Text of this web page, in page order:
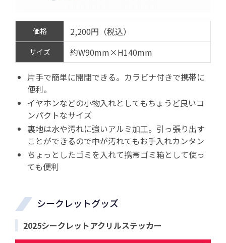
価格 2,200円（税込）
サイズ 約W90mm×H140mm
片手で簡単に開閉できる。カラビナ付きで携帯に
便利。
イヤホンなどの小物入れとしてもちょうど良いコ
ンパクトなサイズ
裏地は水や汚れに強いアルミ加工。引っ張り出す
ことができるので中が汚れてもお手入れカンタン
ちょっとしたゴミを入れて携帯ゴミ箱として使っ
ても便利
シークレットグッズ
2025シークレットアクリルステッカー